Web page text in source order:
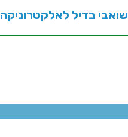
שואבי בדיל לאלקטרוניקה